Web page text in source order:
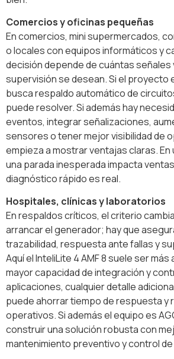
Comercios y oficinas pequeñas
En comercios, mini supermercados,
o locales con equipos informáticos y
decisión depende de cuántas señales
supervisión se desean. Si el proyecto
busca respaldo automático de
puede resolver. Si además hay
eventos, integrar señalizaciones,
sensores o tener mejor visibilidad de
empieza a mostrar ventajas claras.
una parada inesperada impacta
diagnóstico rápido es real.
Hospitales, clínicas y laboratorios
En respaldos críticos, el criterio
arrancar el generador; hay que
trazabilidad, respuesta ante fallas y
Aquí el InteliLite 4 AMF 8 suele ser
mayor capacidad de integración y
aplicaciones, cualquier detalle
puede ahorrar tiempo de respuesta y
operativos. Si además el equipo es
construir una solución robusta con
mantenimiento preventivo y control de